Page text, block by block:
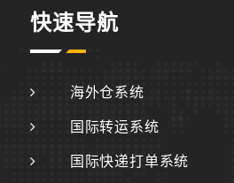
快速导航
海外仓系统
国际转运系统
国际快递打单系统